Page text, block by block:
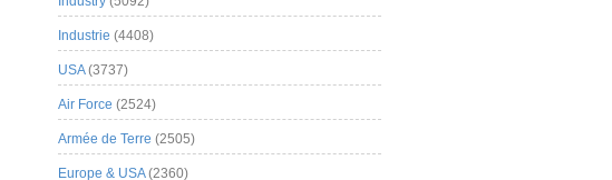
Industrie (4408)
USA(3737)
Air Force (2524)
Armée de Terre (2505)
Europe & USA(2360)